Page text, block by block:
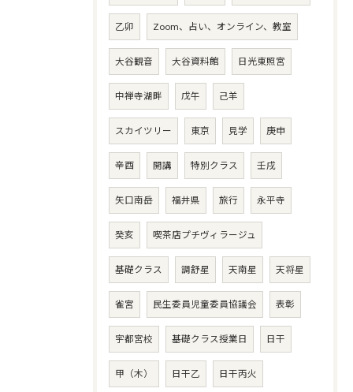
乙卯 Zoom、占い、オンライン、教室
大谷観音 大谷資料館 日光東照宮
中禅寺湖畔 戊午 己羊
スカイツリー 東京 見学 庚申
辛酉 開講 特別クラス 壬戌
矢口南岳 福井県 旅行 永平寺
癸亥 喫茶店プチヴィラージュ
基礎クラス 調舒星 天南星 天将星
雀宮 民生委員児童委員協議会 表彰
宇都宮校 基礎クラス授業日 日干
甲（木） 日干乙 日干丙火